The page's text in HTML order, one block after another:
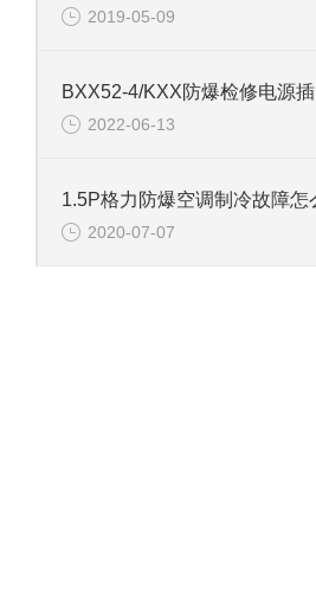
2019-05-09
2022-06-13
2020-07-07